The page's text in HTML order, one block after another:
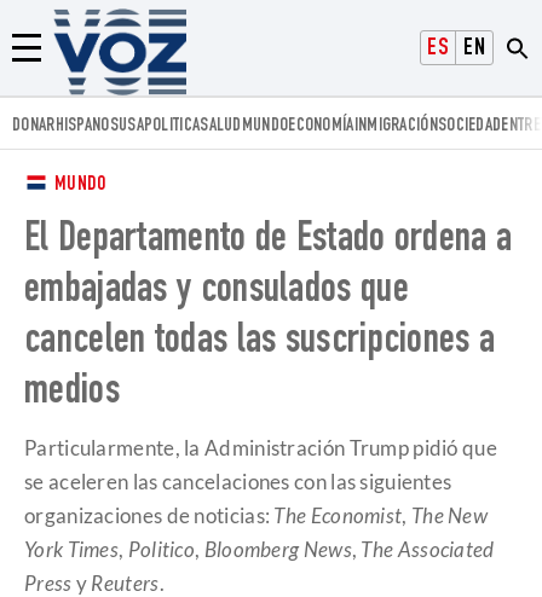
ESPAÑOLENGLISH
Menú
Voz.us
DONARHISPANOSUSAPOLITICASALUD MUNDOECONOMÍAINMIGRACIÓNSOCIEDAD
MUNDO
El Departamento de Estado ordena a
embajadas y consulados que
cancelen todas las suscripciones a
medios
Particularmente, la Administración Trump pidió que
se aceleren las cancelaciones con las siguientes
organizaciones de noticias: The Economist, The New
York Times, Politico, Bloomberg News, The Associated
PressyReuters.